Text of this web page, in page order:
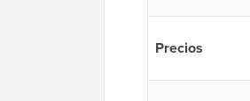
Precios